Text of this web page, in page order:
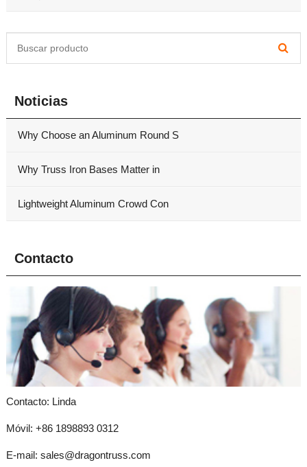
Noticias
Why Choose an Aluminum Round S
Why Truss Iron Bases Matter in
Lightweight Aluminum Crowd Con
Contacto
Contacto: Linda
Móvil: +86 1898893 0312
E-mail: sales@dragontruss.com